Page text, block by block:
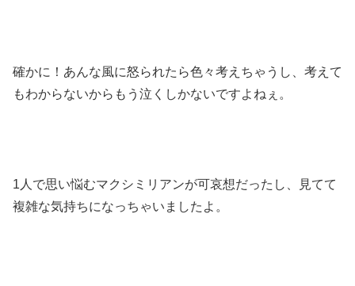
確かに！あんな風に怒られたら色々考えちゃうし、考えて
もわからないからもう泣くしかないですよねぇ。
1人で思い悩むマクシミリアンが可哀想だったし、見てて
複雑な気持ちになっちゃいましたよ。